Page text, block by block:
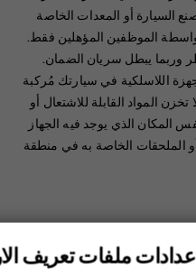
السيارة أو المعدات الخاصة
الموظفين المؤهلين فقط.
يبطل سريان الضمان.‬
اللاسلكية في سيارتك مُركبة
المواد القابلة للاشتعال أو
المكان الذي يوجد فيه الجهاز
الملحقات الخاصة به في منطقة
ملفات تعريف